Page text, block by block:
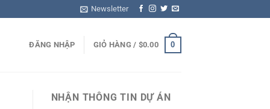
Newsletter
ĐĂNG NHẬP GIỎ HÀNG / $0.00 0
NHẬN THÔNG TIN DỰ ÁN